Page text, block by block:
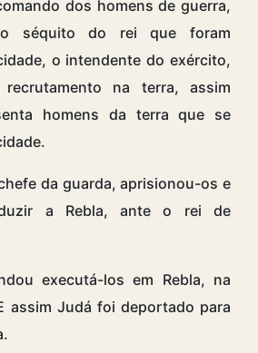
dos homens de guerra,
séquito do rei que foram
o intendente do exército,
na terra, assim
homens da terra que se
da guarda, aprisionou-os e
a Rebla, ante o rei de
executá-los em Rebla, na
assim Judá foi deportado para